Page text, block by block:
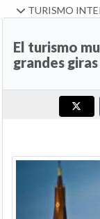
TURISMO
El turismo
grandes